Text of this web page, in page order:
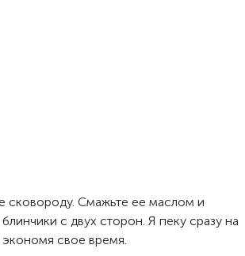
сковороду. Смажьте ее маслом и
с двух сторон. Я пеку сразу на
свое время.